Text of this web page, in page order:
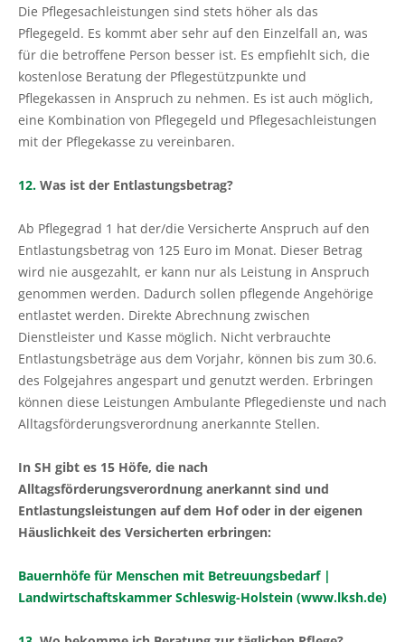
Die Pflegesachleistungen sind stets höher als das
Pflegegeld. Es kommt aber sehr auf den Einzelfall an, was
für die betroffene Person besser ist. Es empfiehlt sich, die
kostenlose Beratung der Pflegestützpunkte und
Pflegekassen in Anspruch zu nehmen. Es ist auch möglich,
eine Kombination von Pflegegeld und Pflegesachleistungen
mit der Pflegekasse zu vereinbaren.
12. Was ist der Entlastungsbetrag?
Ab Pflegegrad 1 hat der/die Versicherte Anspruch auf den
Entlastungsbetrag von 125 Euro im Monat. Dieser Betrag
wird nie ausgezahlt, er kann nur als Leistung in Anspruch
genommen werden. Dadurch sollen pflegende Angehörige
entlastet werden. Direkte Abrechnung zwischen
Dienstleister und Kasse möglich. Nicht verbrauchte
Entlastungsbeträge aus dem Vorjahr, können bis zum 30.6.
des Folgejahres angespart und genutzt werden. Erbringen
können diese Leistungen Ambulante Pflegedienste und nach
Alltagsförderungsverordnung anerkannte Stellen.
In SH gibt es 15 Höfe, die nach
Alltagsförderungsverordnung anerkannt sind und
Entlastungsleistungen auf dem Hof oder in der eigenen
Häuslichkeit des Versicherten erbringen:
Bauernhöfe für Menschen mit Betreuungsbedarf |
Landwirtschaftskammer Schleswig-Holstein (www.lksh.de)